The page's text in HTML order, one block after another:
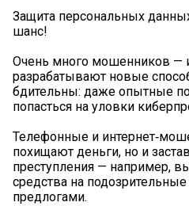
Защита персональных
шанс!
Очень много мошенников —
разрабатывают новые
бдительны: даже опытные
попасться на уловки
Телефонные и
похищают деньги, но и
преступления — например,
средства на
предлогами.